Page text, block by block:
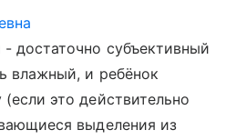
достаточно субъективный
влажный, и ребёнок
это действительно
выделения из